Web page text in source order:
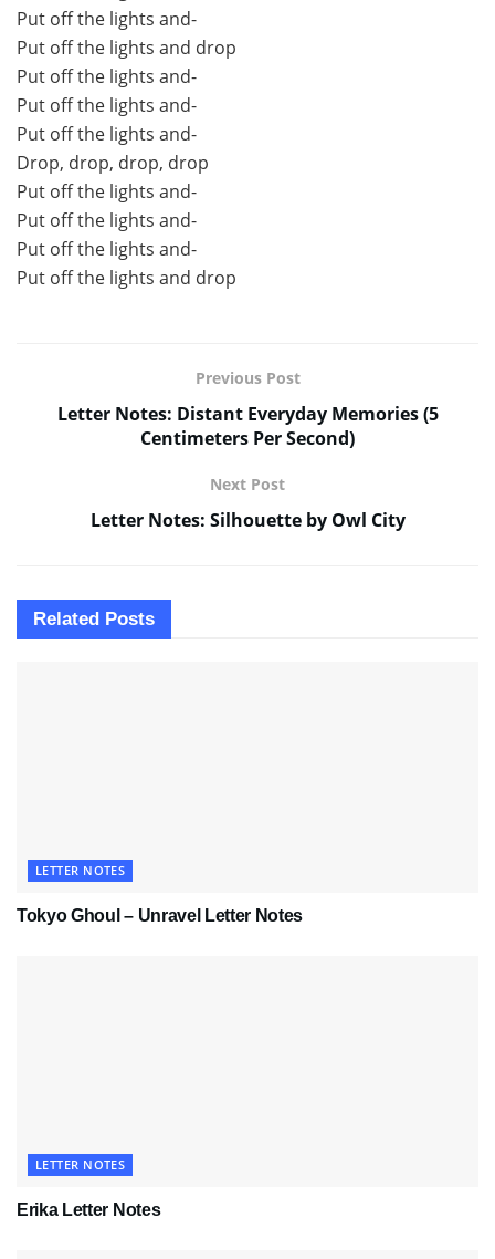
Put off the lights and-
Put off the lights and drop
Put off the lights and-
Put off the lights and-
Put off the lights and-
Drop, drop, drop, drop
Put off the lights and-
Put off the lights and-
Put off the lights and-
Put off the lights and drop
Previous Post
Letter Notes: Distant Everyday Memories (5
Centimeters Per Second)
Next Post
Letter Notes: Silhouette by Owl City
Related Posts
LETTER NOTES
Tokyo Ghoul – Unravel Letter Notes
LETTER NOTES
Erika Letter Notes